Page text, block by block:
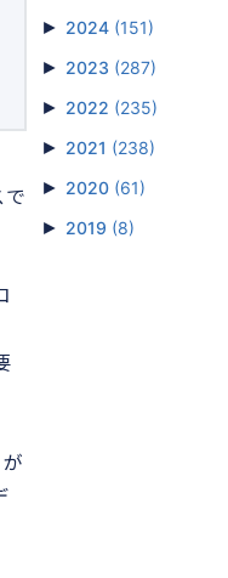
► 2024 (151)
► 2023 (287)
► 2022 (235)
► 2021 (238)
► 2020 (61)
► 2019 (8)